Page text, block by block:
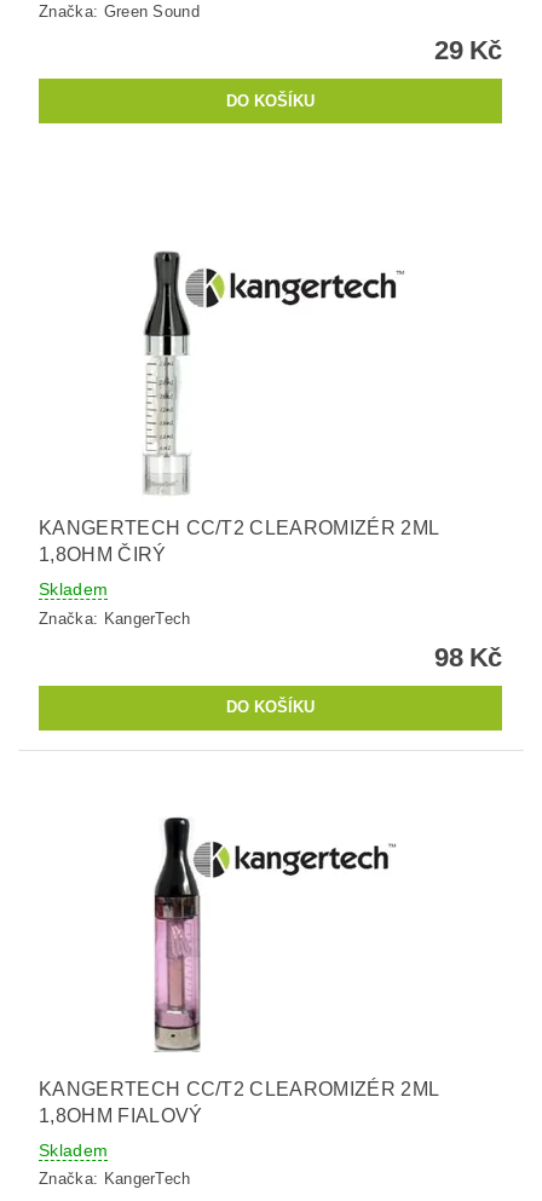
Značka: Green Sound
29 Kč
KANGERTECH CC/T2 CLEAROMIZÉR 2ML
1,8OHM ČIRÝ
Skladem
Značka: KangerTech
98 Kč
KANGERTECH CC/T2 CLEAROMIZÉR 2ML
1,8OHM FIALOVÝ
Skladem
Značka: KangerTech